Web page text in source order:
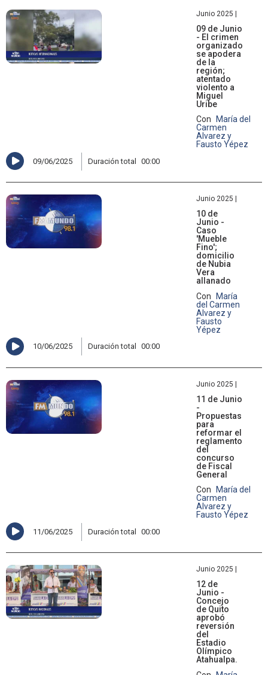
Junio 2025 |
09 de Junio
- El crimen
organizado
se apodera
de la
región;
atentado
violento a
Miguel
Uribe
Con
María del
Carmen
Alvarez y
Fausto Yépez
09/06/2025 Duración total 00:00
Junio 2025 |
10 de
Junio -
Caso
'Mueble
Fino';
domicilio
de Nubia
Vera
allanado
Con
María
del Carmen
Alvarez y
Fausto
Yépez
10/06/2025 Duración total 00:00
Junio 2025 |
11 de Junio
-
Propuestas
para
reformar el
reglamento
del
concurso
de Fiscal
General
Con
María del
Carmen
Alvarez y
Fausto Yépez
11/06/2025 Duración total 00:00
Junio 2025 |
12 de
Junio -
Concejo
de Quito
aprobó
reversión
del
Estadio
Olímpico
Atahualpa.